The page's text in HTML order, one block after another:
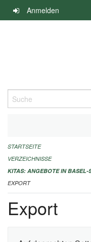
Navigation
überspringen
Anmelden
Suche
ALLGEMEINE
IMPRESSUM
STARTSEITE
VERZEICHNISSE
KITAS: ANGEBOTE IN BASEL-
EXPORT
Export